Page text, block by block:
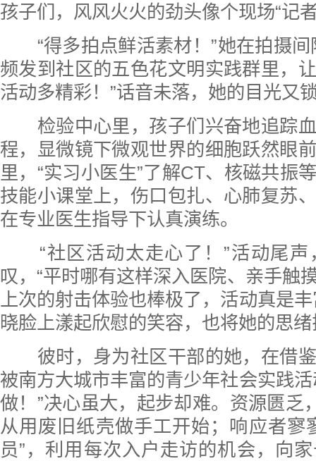
孩子们，风风火火的劲头像个现场“记
“得多拍点鲜活素材！”她在拍摄间
频发到社区的五色花文明实践群里，
活动多精彩！”话音未落，她的目光又
检验中心里，孩子们兴奋地追踪血
程，显微镜下微观世界的细胞跃然眼
里，“实习小医生”了解CT、核磁共振
技能小课堂上，伤口包扎、心肺复苏
在专业医生指导下认真演练。
“社区活动太走心了！”活动尾声
叹，“平时哪有这样深入医院、亲手触
上次的射击体验也棒极了，活动真是
晓脸上漾起欣慰的笑容，也将她的思
彼时，身为社区干部的她，在借鉴
被南方大城市丰富的青少年社会实践
做！”决心虽大，起步却难。资源匮乏
从用废旧纸壳做手工开始；响应者寥
员”，利用每次入户走访的机会，向